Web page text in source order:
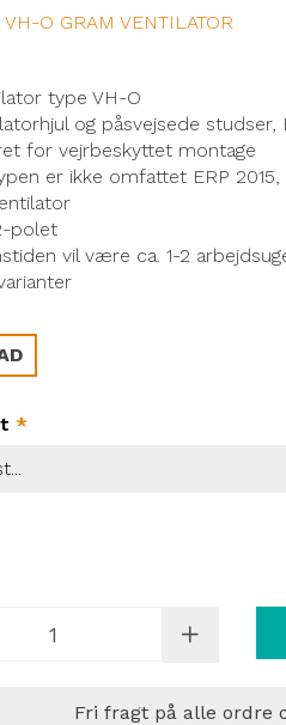
VH-O GRAM VENTILATOR
type VH-O
og påsvejsede studser,
for vejrbeskyttet montage
er ikke omfattet ERP
polet
vil være ca. 1-2
*
Fri fragt på alle ordre